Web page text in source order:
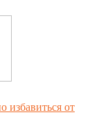
избавиться от